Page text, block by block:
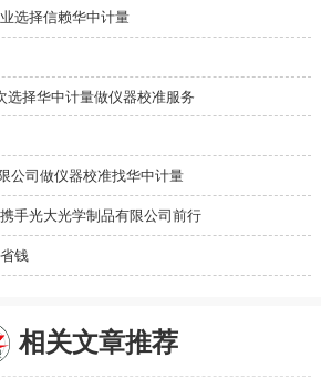
选择信赖华中计量
选择华中计量做仪器校准服务
公司做仪器校准找华中计量
手光大光学制品有限公司前行
钱
相关文章推荐